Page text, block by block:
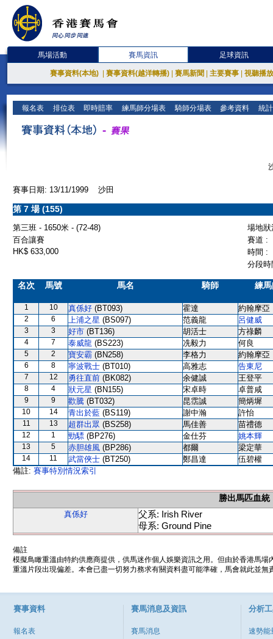
馬場活動 賽馬資訊 足球資訊
賽事資料(本地) 賽事資料(越洋轉播) 賽馬新聞 主要賽事 視聽播
報名表 排位表 即時賠率 練馬師分場表 騎師分場表 參考資料 統
賽事日期: 13/11/1999 沙田
第 7 場 (155)
第三班 - 1650米 - (72-48)
場地
百合讓賽
賽道 :
HK$ 633,000
時間 :
分段
名次 馬號 馬名 騎師 練
1 10 真係好 (BT093) 霍達 約翰摩亞
2 6 上浦之星 (BS097) 范義龍 呂健威
3 3 好市 (BT136) 胡活士 方祿麟
4 7 泰威龍 (BS223) 冼毅力 何良
5 2 寶安霸 (BN258) 李格力 約翰摩亞
6 8 寧波戰士 (BT010) 高雅志 告東尼
7 12 勇往直前 (BK082) 余健誠 王登平
8 4 狀元星 (BN155) 宋卓時 卓普咸
9 9 歡騰 (BT032) 昆霑誠 簡炳墀
10 14 青出於藍 (BS119) 謝中瀚 許怡
11 13 超群出眾 (BS258) 馬佳善 苗禮德
12 1 勁驃 (BP276) 金仕芬 姚本輝
13 5 赤胆雄風 (BP286) 都爾 梁定華
14 11 武當俠士 (BT250) 鄭昌達
伍碧權
備註: 賽事特別情況索引
勝出馬匹血統
真係好
父系: Irish River
母系: Ground Pine
備註
模擬鳥瞰重溫由特約供應商提供，供馬迷作個人娛樂資訊之用。但由於香港馬
重溫片段出現偏差。本會已盡一切努力務求有關資料盡可能準確，馬會就此並
賽事資料
報名表
賽馬消息及資訊
賽馬消息
分析
速勢能